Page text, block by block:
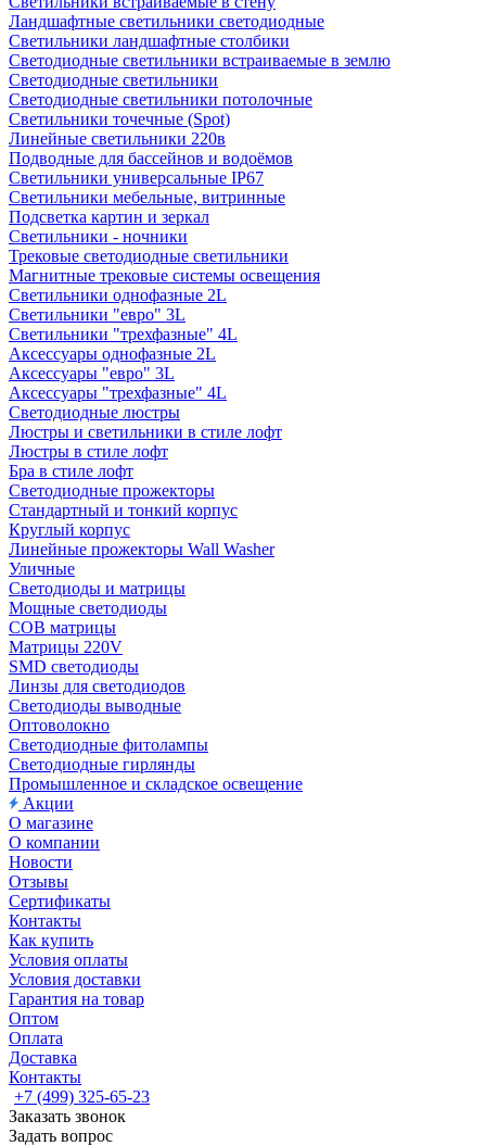
Ландшафтные светильники светодиодные
Светильники ландшафтные столбики
Светодиодные светильники встраиваемые в землю
Светодиодные светильники
Светодиодные светильники потолочные
Светильники точечные (Spot)
Линейные светильники 220в
Подводные для бассейнов и водоёмов
Светильники универсальные IP67
Светильники мебельные, витринные
Подсветка картин и зеркал
Светильники - ночники
Трековые светодиодные светильники
Магнитные трековые системы освещения
Светильники однофазные 2L
Светильники "евро" 3L
Светильники "трехфазные" 4L
Аксессуары однофазные 2L
Аксессуары "евро" 3L
Аксессуары "трехфазные" 4L
Светодиодные люстры
Люстры и светильники в стиле лофт
Люстры в стиле лофт
Бра в стиле лофт
Светодиодные прожекторы
Стандартный и тонкий корпус
Круглый корпус
Линейные прожекторы Wall Washer
Уличные
Светодиоды и матрицы
Мощные светодиоды
COB матрицы
Матрицы 220V
SMD светодиоды
Линзы для светодиодов
Светодиоды выводные
Оптоволокно
Светодиодные фитолампы
Светодиодные гирлянды
Промышленное и складское освещение
Акции
О магазине
О компании
Новости
Отзывы
Сертификаты
Контакты
Как купить
Условия оплаты
Условия доставки
Гарантия на товар
Оптом
Оплата
Доставка
Контакты
+7 (499) 325-65-23
Заказать звонок
Задать вопрос